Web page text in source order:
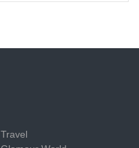
Travel